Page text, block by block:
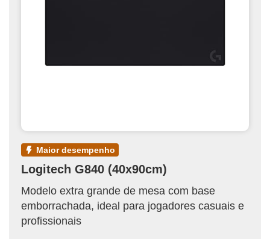
maior desempenho
Logitech G840 (40x90cm)
Modelo extra grande de mesa com base
emborrachada, ideal para jogadores casuais e
profissionais